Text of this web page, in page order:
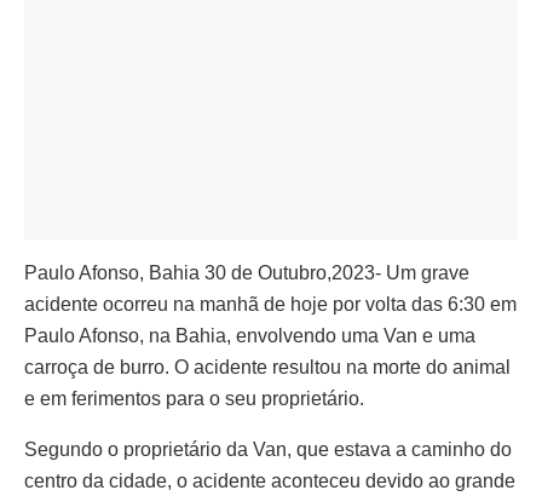
Paulo Afonso, Bahia 30 de Outubro,2023- Um grave
acidente ocorreu na manhã de hoje por volta das 6:30 em
Paulo Afonso, na Bahia, envolvendo uma Van e uma
carroça de burro. O acidente resultou na morte do animal
e em ferimentos para o seu proprietário.
Segundo o proprietário da Van, que estava a caminho do
centro da cidade, o acidente aconteceu devido ao grande